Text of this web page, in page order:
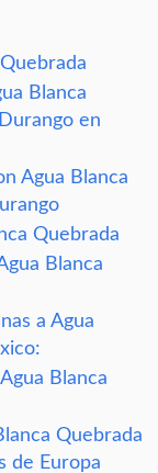
Blanca
en
Agua Blanca
Quebrada
Blanca
a Agua
Blanca
Quebrada
de Europa